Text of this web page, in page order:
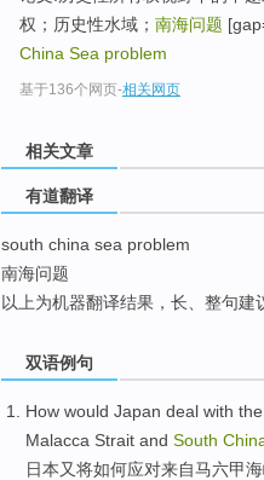
权；历史性水域； 南海问题
China Sea problem
基于136个网页-相关网页
相关文章
有道翻译
south china sea problem
南海问题
以上为机器翻译结果，长、整句建
双语例句
How would Japan deal with the
Malacca Strait and South
日本又将如何应对来自马六甲